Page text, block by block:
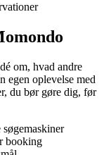
om, hvad andre
egen oplevelse med
du bør gøre dig, før
booking